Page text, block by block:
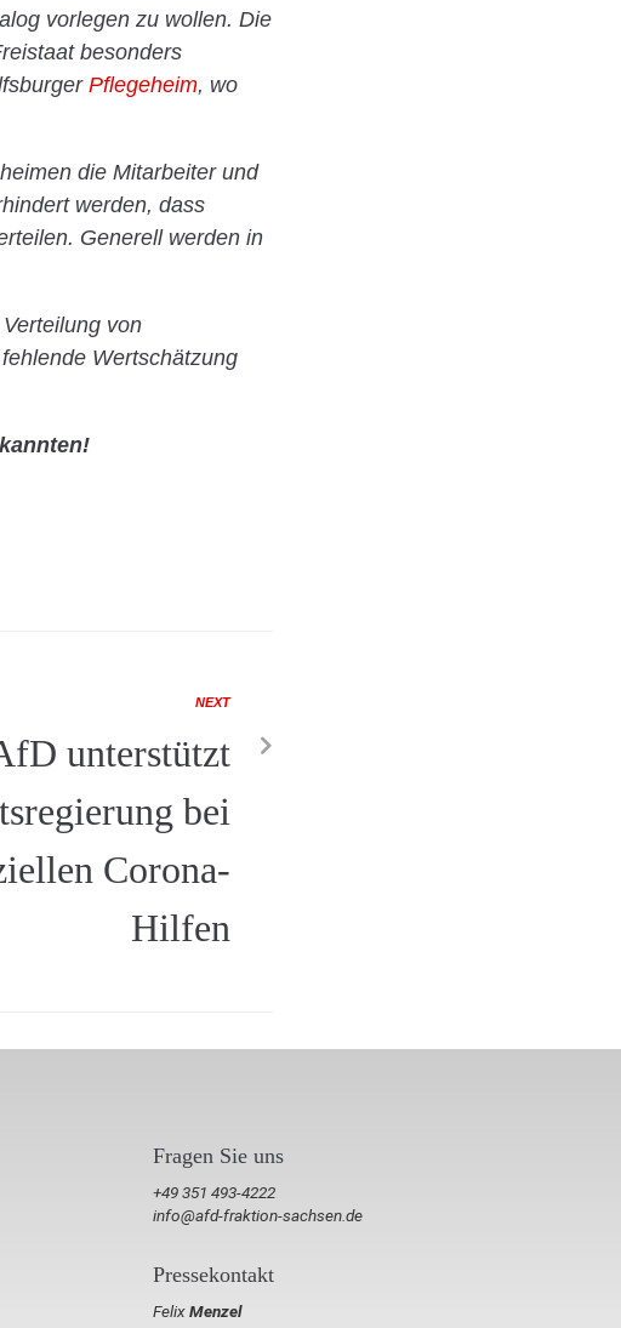
vorlegen zu wollen. Die
besonders
Pflegeheim, wo
die Mitarbeiter und
werden, dass
Generell werden in
von
Wertschätzung
NEXT
unterstützt
bei
Corona-
Hilfen
Fragen Sie uns
+49 351 493-4222
info@afd-fraktion-sachsen.de
Pressekontakt
FelixMenzel